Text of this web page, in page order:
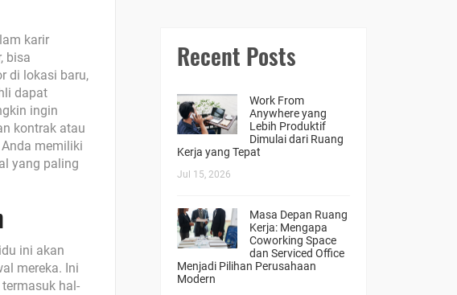
karir
bisa
di lokasi baru,
dapat
ingin
kontrak atau
memiliki
yang paling
ini akan
mereka. Ini
hal-
Recent Posts
Work From
Anywhere yang
Lebih Produktif
Dimulai dari Ruang
Kerja yang Tepat
Jul 15, 2026
Masa Depan Ruang
Kerja: Mengapa
Coworking Space
dan Serviced Office
Menjadi Pilihan Perusahaan
Modern